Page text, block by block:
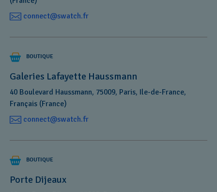
connect@swatch.fr
BOUTIQUE
Galeries Lafayette Haussmann
40 Boulevard Haussmann, 75009, Paris, Ile-de-France,
Français (France)
connect@swatch.fr
BOUTIQUE
Porte Dijeaux